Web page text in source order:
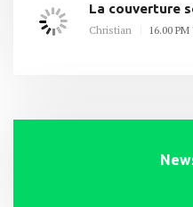
La couverture
Christian 16.00